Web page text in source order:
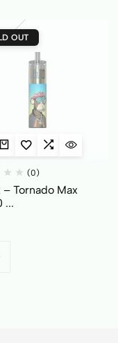
OUT
(0)
– Tornado Max
...